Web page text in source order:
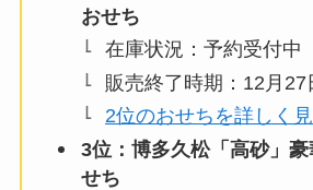
おせち
在庫状況：予約受付中
販売終了時期：12月27
2位のおせちを詳しく見
3位：博多久松「高砂」
せち